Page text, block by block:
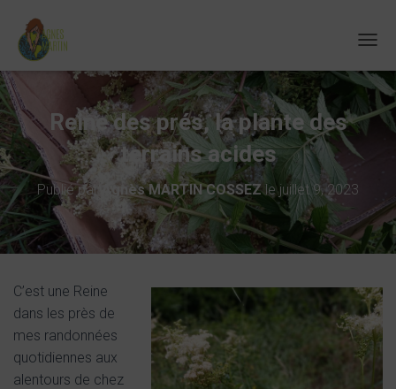
É
P
I
A
V
I
A
T
O
Reine des prés, la plante des
terrains acides
Publié par Agnès MARTIN COSSEZle juillet 9, 2023
C’est une Reine
dans les près de
mes randonnées
quotidiennes aux
alentours de chez